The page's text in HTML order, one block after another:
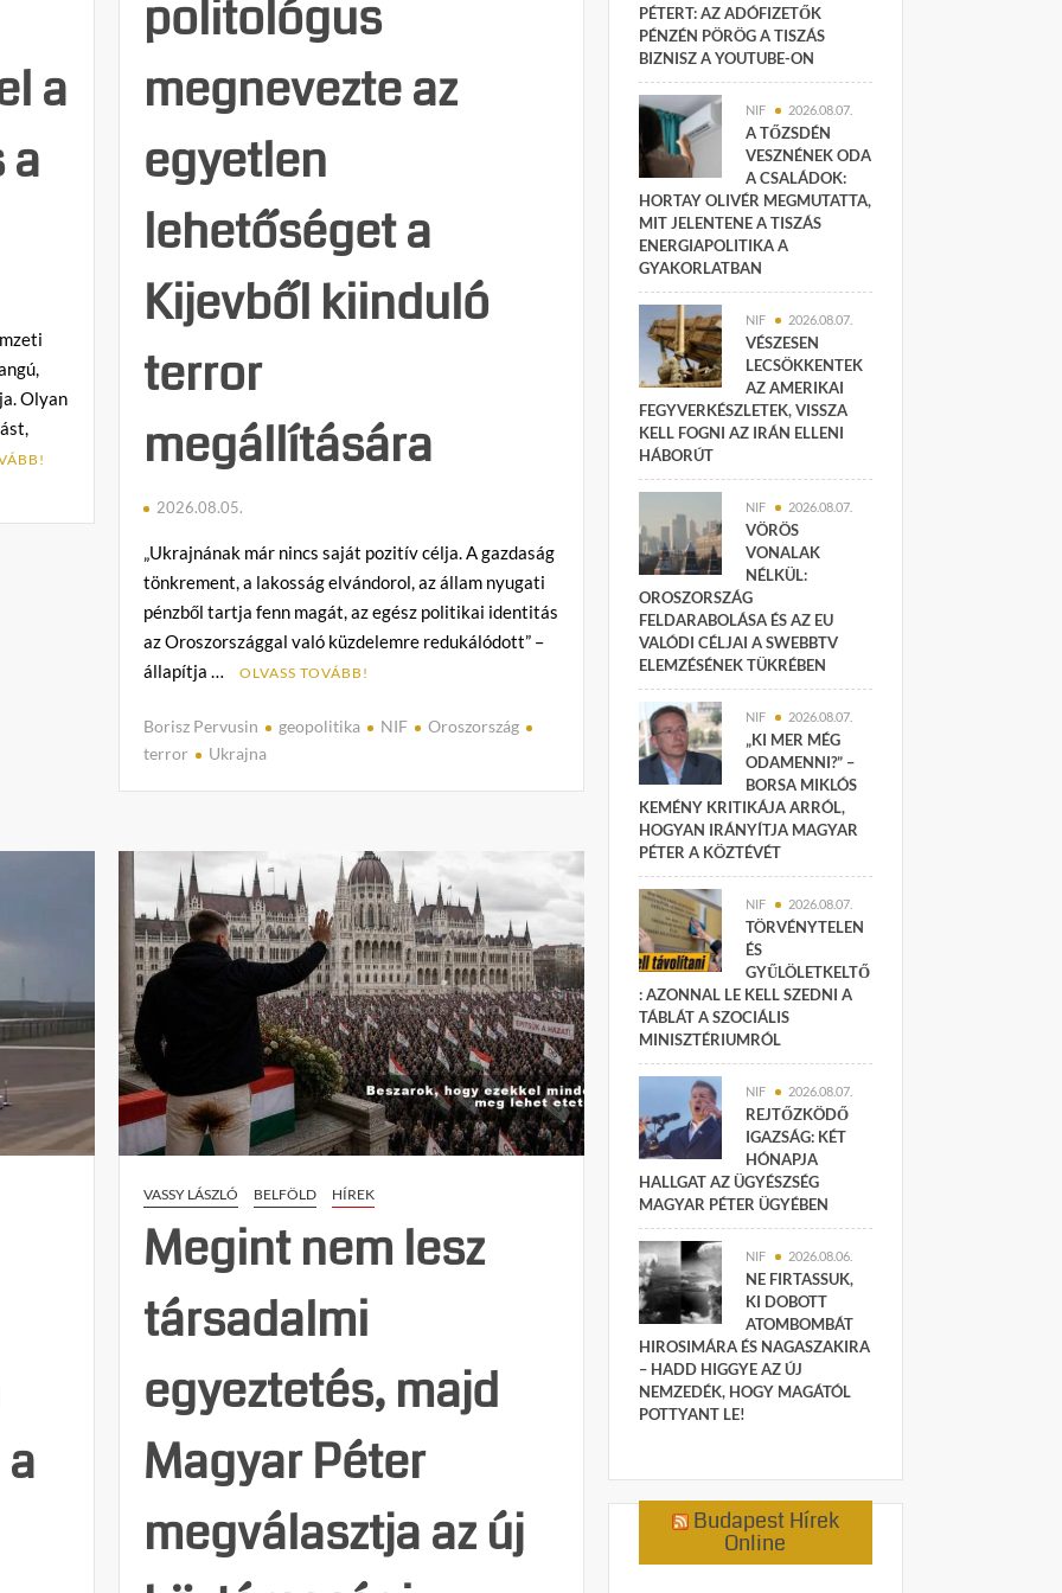
magától
pottyant
a
a
Olyan
politológus
megnevezte az
egyetlen
lehetőséget a
Kijevből kiinduló
terror
megállítására
2026.08.05.
„Ukrajnának már nincs saját pozitív célja. A gazdaság
tönkrement, a lakosság elvándorol, az állam nyugati
pénzből tartja fenn magát, az egész politikai identitás
az Oroszországgal való küzdelemre redukálódott” –
állapítja …
OLVASS TOVÁBB!
Borisz Pervusin geopolitika NIF
Oroszország
terror
Ukrajna
n
t
on
„Ukrajnának
el
kell
tűnnie”:
Egy
politológus
megnevezte
egyetlen
a
kiinduló
terror
VASSY LÁSZLÓ BELFÖLD HÍREK
Megint nem lesz
társadalmi
egyeztetés, majd
Magyar Péter
megválasztja az új
PÉTERT: AZ ADÓFIZETŐK
PÉNZÉN PÖRÖG A TISZÁS
BIZNISZ A YOUTUBE-ON
NIF 2026.08.07.
A TŐZSDÉN
VESZNÉNEK ODA
A CSALÁDOK:
HORTAY OLIVÉR MEGMUTATTA,
MIT JELENTENE A TISZÁS
ENERGIAPOLITIKA A
GYAKORLATBAN
NIF 2026.08.07.
VÉSZESEN
LECSÖKKENTEK
AZ AMERIKAI
FEGYVERKÉSZLETEK, VISSZA
KELL FOGNI AZ IRÁN ELLENI
HÁBORÚT
NIF 2026.08.07.
VÖRÖS
VONALAK
NÉLKÜL:
OROSZORSZÁG
FELDARABOLÁSA ÉS AZ EU
VALÓDI CÉLJAI A SWEBBTV
ELEMZÉSÉNEK TÜKRÉBEN
NIF 2026.08.07.
„KI MER MÉG
ODAMENNI?” –
BORSA MIKLÓS
KEMÉNY KRITIKÁJA ARRÓL,
HOGYAN IRÁNYÍTJA MAGYAR
PÉTER A KÖZTÉVÉT
NIF 2026.08.07.
TÖRVÉNYTELEN
ÉS
GYŰLÖLETKELTŐ
: AZONNAL LE KELL SZEDNI A
TÁBLÁT A SZOCIÁLIS
MINISZTÉRIUMRÓL
NIF 2026.08.07.
REJTŐZKÖDŐ
IGAZSÁG: KÉT
HÓNAPJA
HALLGAT AZ ÜGYÉSZSÉG
MAGYAR PÉTER ÜGYÉBEN
NIF 2026.08.06.
NE FIRTASSUK,
KI DOBOTT
ATOMBOMBÁT
HIROSIMÁRA ÉS NAGASZAKIRA
– HADD HIGGYE AZ ÚJ
NEMZEDÉK, HOGY MAGÁTÓL
POTTYANT LE!
Budapest Hírek
Online